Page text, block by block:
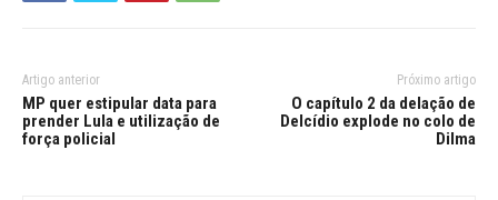
Artigo anterior
MP quer estipular data para
prender Lula e utilização de
força policial
Próximo artigo
O capítulo 2 da delação de
Delcídio explode no colo de
Dilma